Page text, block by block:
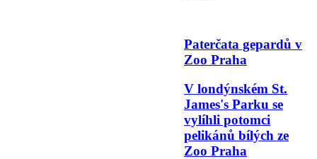
Paterčata gepardů v
Zoo Praha
V londýnském St.
James's Parku se
vylíhli potomci
pelikánů bílých ze
Zoo Praha